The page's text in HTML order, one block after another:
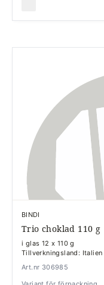
BINDI
Trio choklad 110 g
i glas 12 x 110 g
Tillverkningsland: Italien
Art.nr 306985